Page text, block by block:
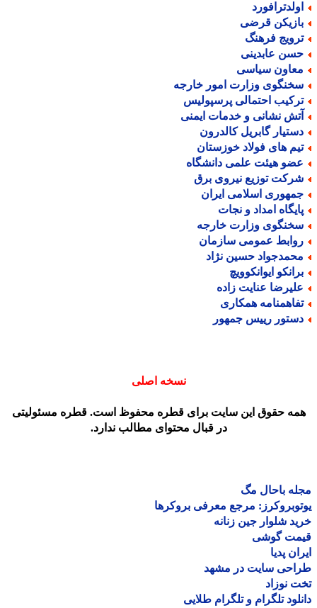
قرضی
فرهنگ
عابدینی
سیاسی
وزارت امور خارجه
احتمالی پرسپولیس
نشانی و خدمات ایمنی
گابریل کالدرون
های فولاد خوزستان
هیئت علمی دانشگاه
توزیع نیروی برق
اسلامی ایران
امداد و نجات
وزارت خارجه
عمومی سازمان
حسین نژاد
ایوانکوویچ
عنایت زاده
همکاری
رییس جمهور
نسخه اصلی
حقوق این سایت برای قطره محفوظ است. قطره مسئولیتی
در قبال محتوای مطالب ندارد.
باحال مگ
مرجع معرفی بروکرها
شلوار جین زنانه
گوشی
پدیا
سایت در مشهد
نوزاد
تلگرام و تلگرام طلایی